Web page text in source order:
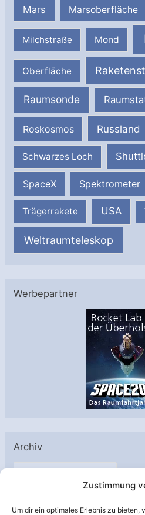
Zustimmung
Um dir ein optimales Erlebnis zu
Mars Marsoberfläche
Milchstraße Mond
Oberfläche
Raumsonde
Roskosmos Russland
Schwarzes Loch
SpaceX Spektrometer
Trägerrakete USA
Weltraumteleskop
Werbepartner
Archiv
A